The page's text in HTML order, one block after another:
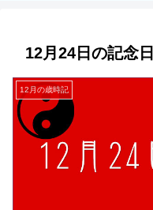
12月24日の記念
12月の歳時記